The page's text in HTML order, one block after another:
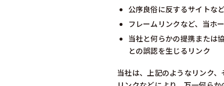
公序良俗に反するサイトな
フレームリンクなど、当ホ
当社と何らかの提携または
との誤認を生じるリンク
当社は、上記のようなリンク